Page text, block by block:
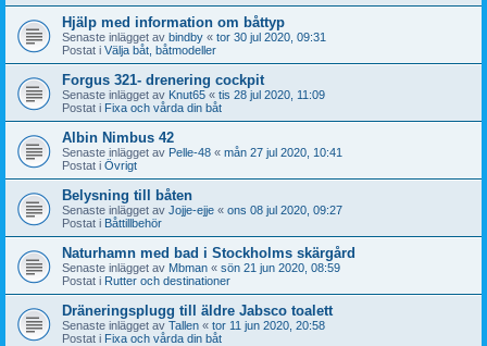
Hjälp med information om båttyp
Senaste inlägget av bindby « tor 30 jul 2020, 09:31
Postat i Välja båt, båtmodeller
Forgus 321- drenering cockpit
Senaste inlägget av Knut65 « tis 28 jul 2020, 11:09
Postat i Fixa och vårda din båt
Albin Nimbus 42
Senaste inlägget av Pelle-48 « mån 27 jul 2020, 10:41
Postat i Övrigt
Belysning till båten
Senaste inlägget av Jojje-ejje « ons 08 jul 2020, 09:27
Postat i Båttillbehör
Naturhamn med bad i Stockholms skärgård
Senaste inlägget av Mbman « sön 21 jun 2020, 08:59
Postat i Rutter och destinationer
Dräneringsplugg till äldre Jabsco toalett
Senaste inlägget av Tallen « tor 11 jun 2020, 20:58
Postat i Fixa och vårda din båt